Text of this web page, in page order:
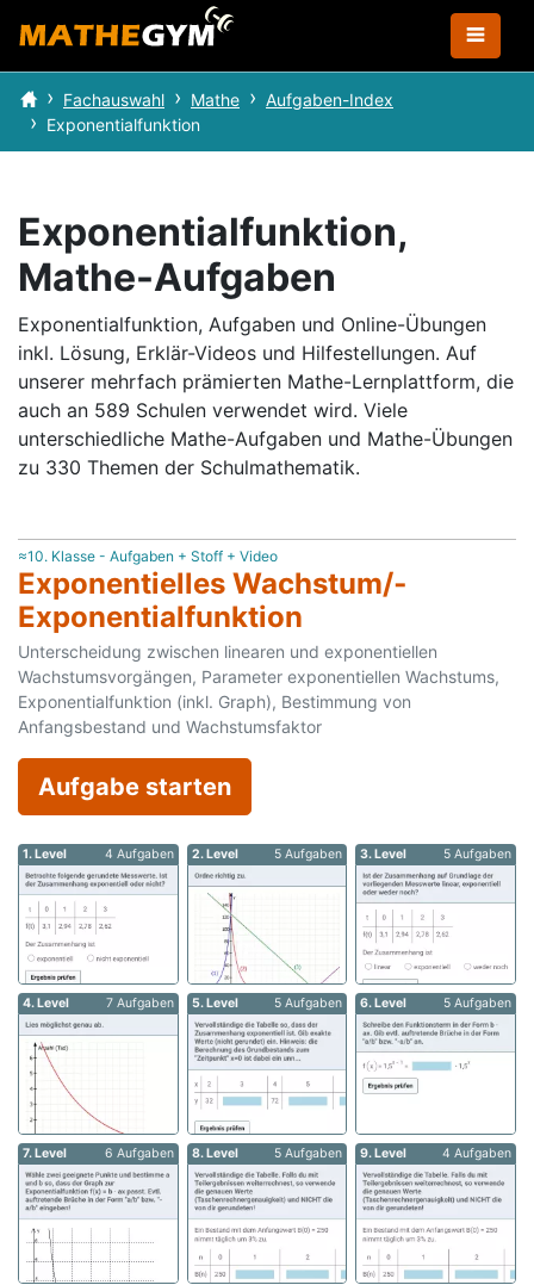
Fachauswahl Mathe
Aufgaben-Index
Exponentialfunktion
Exponentialfunktion,
Mathe-Aufgaben
Exponentialfunktion, Aufgaben und Online-Übungen
inkl. Lösung, Erklär-Videos und Hilfestellungen. Auf
unserer mehrfach prämierten Mathe-Lernplattform, die
auch an 589 Schulen verwendet wird. Viele
unterschiedliche Mathe-Aufgaben und Mathe-Übungen
zu 330 Themen der Schulmathematik.
≈10. Klasse - Aufgaben + Stoff + Video
Exponentielles Wachstum/­
Exponentialfunktion
Unterscheidung zwischen linearen und exponentiellen
Wachstumsvorgängen, Parameter exponentiellen Wachstums,
Exponentialfunktion (inkl. Graph), Bestimmung von
Anfangsbestand und Wachstumsfaktor
Aufgabe starten
1. Level 4 Aufgaben 2. Level 5 Aufgaben 3. Level 5 Aufgaben
4. Level 7 Aufgaben 5. Level 5 Aufgaben 6. Level 5 Aufgaben
7. Level 6 Aufgaben 8. Level 5 Aufgaben 9. Level 4 Aufgaben